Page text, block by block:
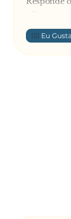
O médico
- Ainda
E o
👍🏼